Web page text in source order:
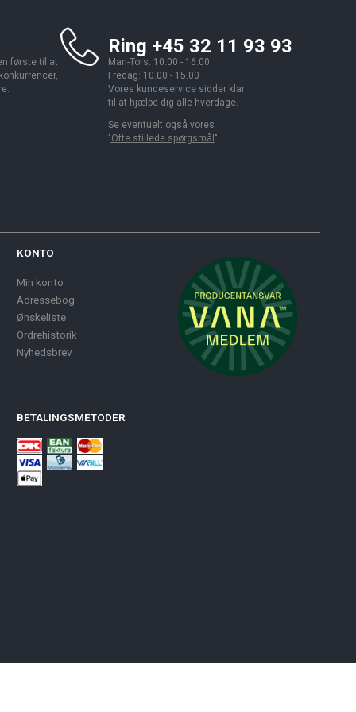
første til at
Ring +45 32 11 93 93
Man-Tors: 10.00 - 16.00
Fredag: 10.00 - 15.00
Vores kundeservice sidder klar
til at hjælpe dig alle hverdage.
Se eventuelt også vores
"Ofte stillede spørgsmål ".
KONTO
Min konto
Adressebog
Ønskeliste
Ordrehistorik
Nyhedsbrev
BETALINGSMETODER